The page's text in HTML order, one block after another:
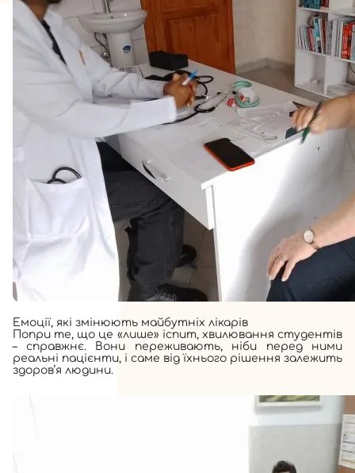
Емоції, які змінюють майбутніх лікарів
Попри те, що це «лише» іспит, хвилювання студентів
– справжнє. Вони переживають, ніби перед ними
реальні пацієнти, і саме від їхнього рішення залежить
здоров’я людини.